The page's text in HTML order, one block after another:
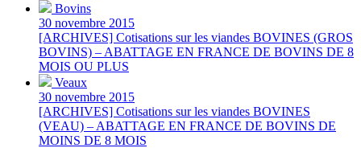
Bovins
30 novembre 2015
[ARCHIVES] Cotisations sur les viandes BOVINES (GROS
BOVINS) – ABATTAGE EN FRANCE DE BOVINS DE 8
MOIS OU PLUS
Veaux
30 novembre 2015
[ARCHIVES] Cotisations sur les viandes BOVINES
(VEAU) – ABATTAGE EN FRANCE DE BOVINS DE
MOINS DE 8 MOIS